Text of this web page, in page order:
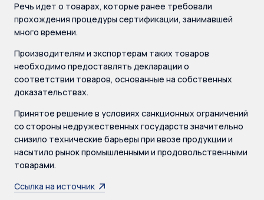
Речь идет о товарах, которые ранее требовали
прохождения процедуры сертификации, занимавшей
много времени.
Производителям и экспортерам таких товаров
необходимо предоставлять декларации о
соответствии товаров, основанные на собственных
доказательствах.
Принятое решение в условиях санкционных ограничений
со стороны недружественных государств значительно
снизило технические барьеры при ввозе продукции и
насытило рынок промышленными и продовольственными
товарами.
Ссылка на источник